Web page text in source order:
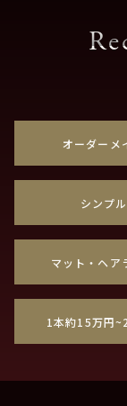
オーダーメ
シンプル
マット・ヘア
1本約15万円